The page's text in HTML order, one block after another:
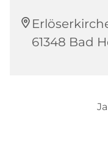
61348 Bad